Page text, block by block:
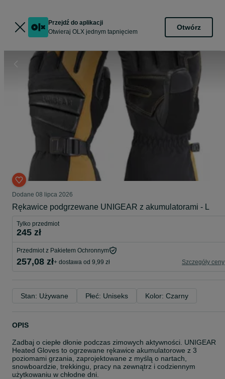
Przejdź do aplikacji
Otwieraj OLX jednym tapnięciem
Otwórz
Dodane 08 lipca 2026
Rękawice podgrzewane UNIGEAR z akumulatorami - L
Tylko przedmiot
245 zł
Przedmiot z Pakietem Ochronnym
257,08 zł+ dostawa od 9,99 zł Szczegóły ceny
Stan: Używane Płeć: Uniseks Kolor: Czarny
OPIS
Zadbaj o ciepłe dłonie podczas zimowych aktywności. UNIGEAR
Heated Gloves to ogrzewane rękawice akumulatorowe z 3
poziomami grzania, zaprojektowane z myślą o nartach,
snowboardzie, trekkingu, pracy na zewnątrz i codziennym
użytkowaniu w chłodne dni.